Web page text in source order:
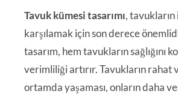
Tavuk kümesi tasarımı, tavukların
karşılamak için son derece
tasarım, hem tavukların sağlığını
verimliliği artırır. Tavukların rahat
ortamda yaşaması, onların daha